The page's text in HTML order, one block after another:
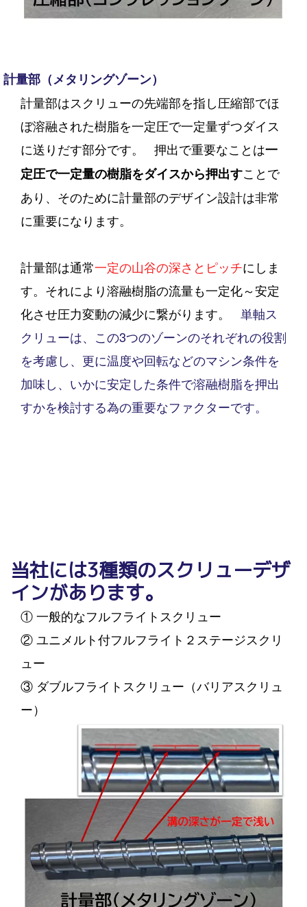
計量部（メタリングゾーン）
計量部はスクリューの先端部を指し圧縮部でほ
ぼ溶融された樹脂を一定圧で一定量ずつダイス
に送りだす部分です。
押出で重要なことは一
定圧で一定量の樹脂をダイスから押出すことで
あり、そのために計量部のデザイン設計は非常
に重要になります。
計量部は通常一定の山谷の深さとピッチにしま
す。それにより溶融樹脂の流量も一定化～安定
化させ圧力変動の減少に繋がります。
単軸ス
クリューは、この3つのゾーンのそれぞれの役割
を考慮し、更に温度や回転などのマシン条件を
加味し、いかに安定した条件で溶融樹脂を押出
すかを検討する為の重要なファクターです。
当社には3種類のスクリューデザ
インがあります。
① 一般的なフルフライトスクリュー
② ユニメルト付フルフライト２ステージスクリ
ュー
③ ダブルフライトスクリュー（バリアスクリュ
ー）